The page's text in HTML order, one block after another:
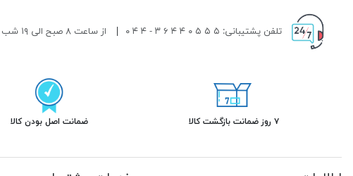
تلفن پشتیبانی: ۵ ۵ ۵ ۰ ۴ ۴ ۶ ۳ - ۴ ۴ ۰ از ساعت ۸ صبح الی ۱۹ شب پاسخگوی شما هستیم.
۷ روز ضمانت بازگشت کالا ضمانت اصل بودن کالا